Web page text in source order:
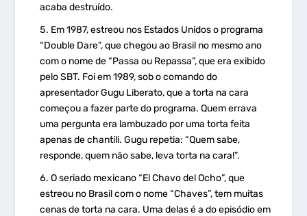
acaba destruído.
Em 1987, estreou nos Estados Unidos o programa
“Double Dare”, que chegou ao Brasil no mesmo ano
com o nome de “Passa ou Repassa”, que era exibido
pelo SBT. Foi em 1989, sob o comando do
apresentador Gugu Liberato, que a torta na cara
começou a fazer parte do programa. Quem errava
uma pergunta era lambuzado por uma torta feita
apenas de chantili. Gugu repetia: “Quem sabe,
responde, quem não sabe, leva torta na cara!”.
O seriado mexicano “El Chavo del Ocho”, que
estreou no Brasil com o nome “Chaves”, tem muitas
cenas de torta na cara. Uma delas é a do episódio em